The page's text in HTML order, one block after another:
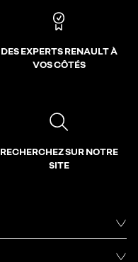
DES EXPERTS RENAULT À
VOS CÔTÉS
RECHERCHEZ SUR NOTRE
SITE